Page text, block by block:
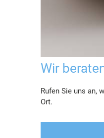
Wir
Rufen Sie uns an,
Ort.